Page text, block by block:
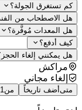
تستغرق الجولة؟
الاصطحاب من الفندق
المعدات مُوفَّرة؟
أدفع؟
يمكنني إلغاء الحجز؟
مراكش
إلغاء مجاني
أضف تاريخاً من